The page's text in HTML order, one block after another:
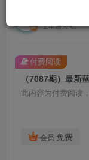
2年前发布
此内容为付费阅读
会员 免费
付费阅读